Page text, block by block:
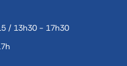
/ 13h30 - 17h30